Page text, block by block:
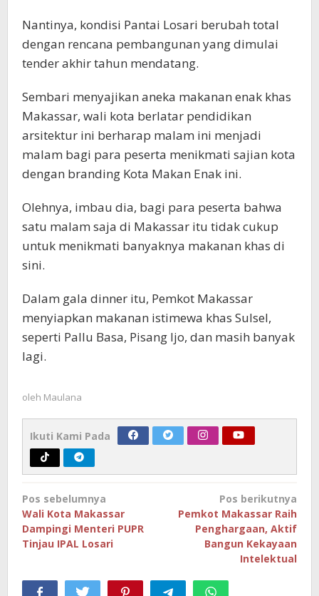
Nantinya, kondisi Pantai Losari berubah total
dengan rencana pembangunan yang dimulai
tender akhir tahun mendatang.
Sembari menyajikan aneka makanan enak khas
Makassar, wali kota berlatar pendidikan
arsitektur ini berharap malam ini menjadi
malam bagi para peserta menikmati sajian kota
dengan branding Kota Makan Enak ini.
Olehnya, imbau dia, bagi para peserta bahwa
satu malam saja di Makassar itu tidak cukup
untuk menikmati banyaknya makanan khas di
sini.
Dalam gala dinner itu, Pemkot Makassar
menyiapkan makanan istimewa khas Sulsel,
seperti Pallu Basa, Pisang Ijo, dan masih banyak
lagi.
oleh Maulana
Ikuti Kami Pada
Navigasi
pos
Pos sebelumnya
Wali Kota Makassar
Dampingi Menteri PUPR
Tinjau IPAL Losari
Pos berikutnya
Pemkot Makassar Raih
Penghargaan, Aktif
Bangun Kekayaan
Intelektual